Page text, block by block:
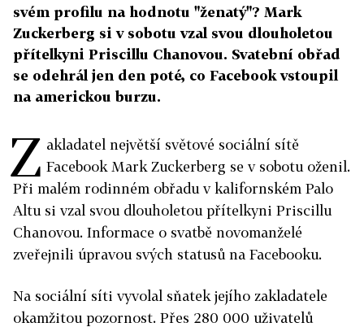
svém profilu na hodnotu "ženatý"? Mark
Zuckerberg si v sobotu vzal svou dlouholetou
přítelkyni Priscillu Chanovou. Svatební obřad
se odehrál jen den poté, co Facebook vstoupil
na americkou burzu.
Z akladatel největší světové sociální sítě
Facebook Mark Zuckerberg se v sobotu oženil.
Při malém rodinném obřadu v kalifornském Palo
Altu si vzal svou dlouholetou přítelkyni Priscillu
Chanovou. Informace o svatbě novomanželé
zveřejnili úpravou svých statusů na Facebooku.
Na sociální síti vyvolal sňatek jejího zakladatele
okamžitou pozornost. Přes 280 000 uživatelů